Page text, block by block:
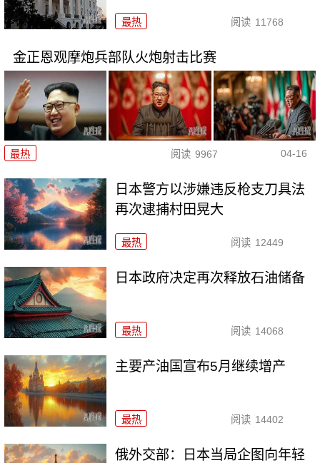
最热 阅读 11768
金正恩观摩炮兵部队火炮射击比赛
最热 阅读 9967 04-16
日本警方以涉嫌违反枪支刀具法
再次逮捕村田晃大
最热 阅读 12449
日本政府决定再次释放石油储备
最热 阅读 14068
主要产油国宣布5月继续增产
最热 阅读 14402
俄外交部：日本当局企图向年轻